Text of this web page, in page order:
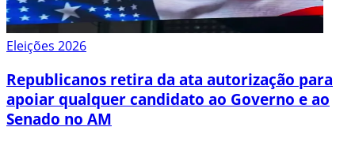
Eleições 2026
Republicanos retira da ata autorização para
apoiar qualquer candidato ao Governo e ao
Senado no AM